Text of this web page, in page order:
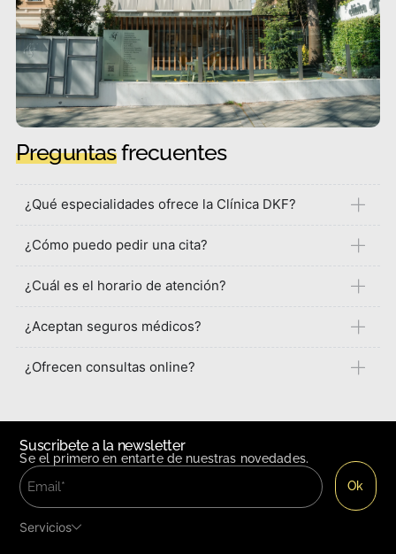
Preguntasfrecuentes
¿Qué especialidades ofrece la Clínica DKF?
¿Cómo puedo pedir una cita?
¿Cuál es el horario de atención?
¿Aceptan seguros médicos?
¿Ofrecen consultas online?
Suscribete a la newsletter
Se el primero en entarte de nuestras novedades.
Servicios